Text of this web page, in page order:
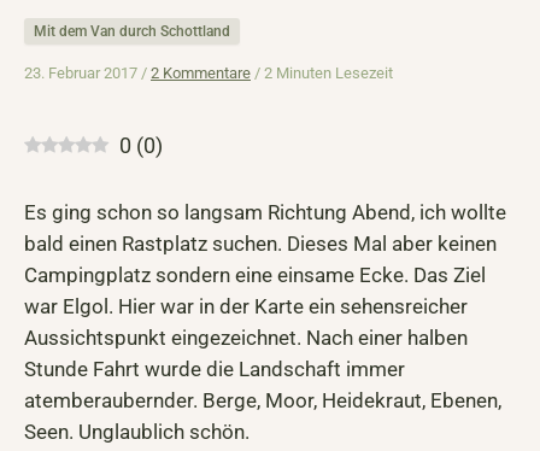
Mit dem Van durch Schottland
23. Februar 2017 / 2 Kommentare / 2 Minuten Lesezeit
0 (0)
Es ging schon so langsam Richtung Abend, ich wollte
bald einen Rastplatz suchen. Dieses Mal aber keinen
Campingplatz sondern eine einsame Ecke. Das Ziel
war Elgol. Hier war in der Karte ein sehensreicher
Aussichtspunkt eingezeichnet. Nach einer halben
Stunde Fahrt wurde die Landschaft immer
atemberaubernder. Berge, Moor, Heidekraut, Ebenen,
Seen. Unglaublich schön.